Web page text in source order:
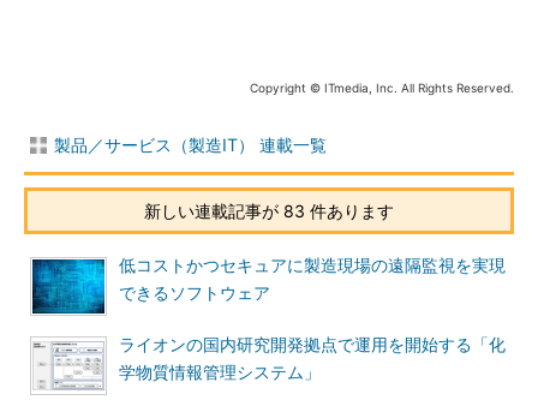
Copyright © ITmedia, Inc. All Rights Reserved.
製品／サービス（製造IT） 連載一覧
新しい連載記事が 83 件あります
低コストかつセキュアに製造現場の遠隔監視を実現
できるソフトウェア
ライオンの国内研究開発拠点で運用を開始する「化
学物質情報管理システム」